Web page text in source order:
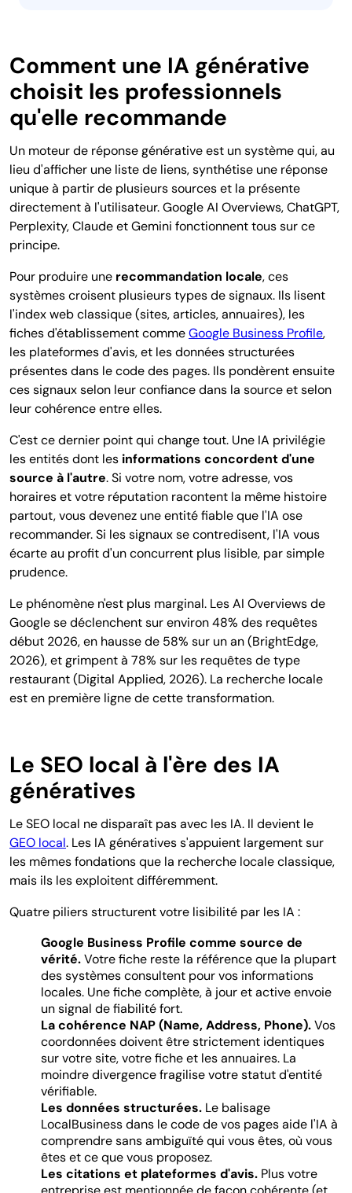
Comment une IA générative
choisit les professionnels
qu'elle recommande
Un moteur de réponse générative est un système qui, au
lieu d'afficher une liste de liens, synthétise une réponse
unique à partir de plusieurs sources et la présente
directement à l'utilisateur. Google AI Overviews, ChatGPT,
Perplexity, Claude et Gemini fonctionnent tous sur ce
principe.
Pour produire une recommandation locale, ces
systèmes croisent plusieurs types de signaux. Ils lisent
l'index web classique (sites, articles, annuaires), les
fiches d'établissement commeGoogle Business Profile,
les plateformes d'avis, et les données structurées
présentes dans le code des pages. Ils pondèrent ensuite
ces signaux selon leur confiance dans la source et selon
leur cohérence entre elles.
C'est ce dernier point qui change tout. Une IA privilégie
les entités dont les informations concordent d'une
source à l'autre. Si votre nom, votre adresse, vos
horaires et votre réputation racontent la même histoire
partout, vous devenez une entité fiable que l'IA ose
recommander. Si les signaux se contredisent, l'IA vous
écarte au profit d'un concurrent plus lisible, par simple
prudence.
Le phénomène n'est plus marginal. Les AI Overviews de
Google se déclenchent sur environ 48% des requêtes
début 2026, en hausse de 58% sur un an (BrightEdge,
2026), et grimpent à 78% sur les requêtes de type
restaurant (Digital Applied, 2026). La recherche locale
est en première ligne de cette transformation.
Le SEO local à l'ère des IA
génératives
Le SEO local ne disparaît pas avec les IA. Il devient le
GEO local. Les IA génératives s'appuient largement sur
les mêmes fondations que la recherche locale classique,
mais ils les exploitent différemment.
Quatre piliers structurent votre lisibilité par les IA :
Google Business Profile comme source de
vérité.Votre fiche reste la référence que la plupart
des systèmes consultent pour vos informations
locales. Une fiche complète, à jour et active envoie
un signal de fiabilité fort.
La cohérence NAP (Name, Address, Phone).Vos
coordonnées doivent être strictement identiques
sur votre site, votre fiche et les annuaires. La
moindre divergence fragilise votre statut d'entité
vérifiable.
Les données structurées. Le balisage
LocalBusiness dans le code de vos pages aide l'IA à
comprendre sans ambiguïté qui vous êtes, où vous
êtes et ce que vous proposez.
Les citations et plateformes d'avis. Plus votre